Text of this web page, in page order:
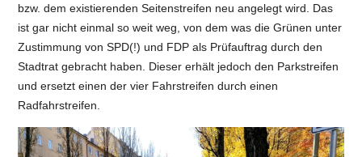
bzw. dem existierenden Seitenstreifen neu angelegt wird. Das
ist gar nicht einmal so weit weg, von dem was die Grünen unter
Zustimmung von SPD(!) und FDP als Prüfauftrag durch den
Stadtrat gebracht haben. Dieser erhält jedoch den Parkstreifen
und ersetzt einen der vier Fahrstreifen durch einen
Radfahrstreifen.